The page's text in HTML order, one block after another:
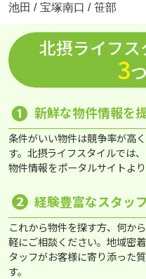
池田 / 宝塚南口 / 笹部
北摂ライフ
3
❶ 新鮮な物件情報を
条件がいい物件は競争率が高
す。北摂ライフスタイルでは
物件情報をポータルサイトよ
❷ 経験豊富なスタッ
これから物件を探す方、何か
軽にご相談ください。地域密
タッフがお客様に寄り添った
す。